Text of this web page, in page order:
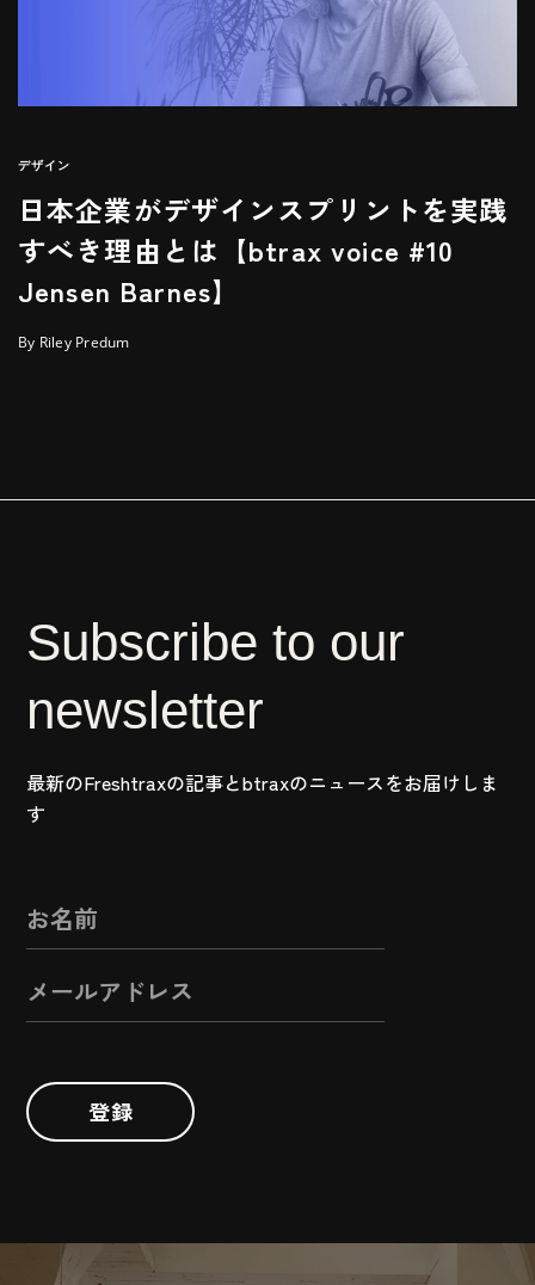
デザイン
日本企業がデザインスプリントを実践
すべき理由とは【btrax voice #10
Jensen Barnes】
By Riley Predum
Subscribe to our
newsletter
最新のFreshtraxの記事とbtraxのニュースをお届けしま
す
登録